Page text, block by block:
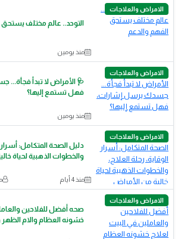
الامراض والعلاجات
التوحد.. عالم مختلف يستحق
منذ يومين
الامراض والعلاجات
🩺 الأمراض لا تبدأ
فهل تستمع إليها؟
منذ يومين
الامراض والعلاجات
دليل الصحة المتكامل: أسرار
والخطوات الذهبية لحياة
منذ 4 أيام
الامراض والعلاجات
صحه أفضل للفلاحين
خشونه العظام والام الظهر